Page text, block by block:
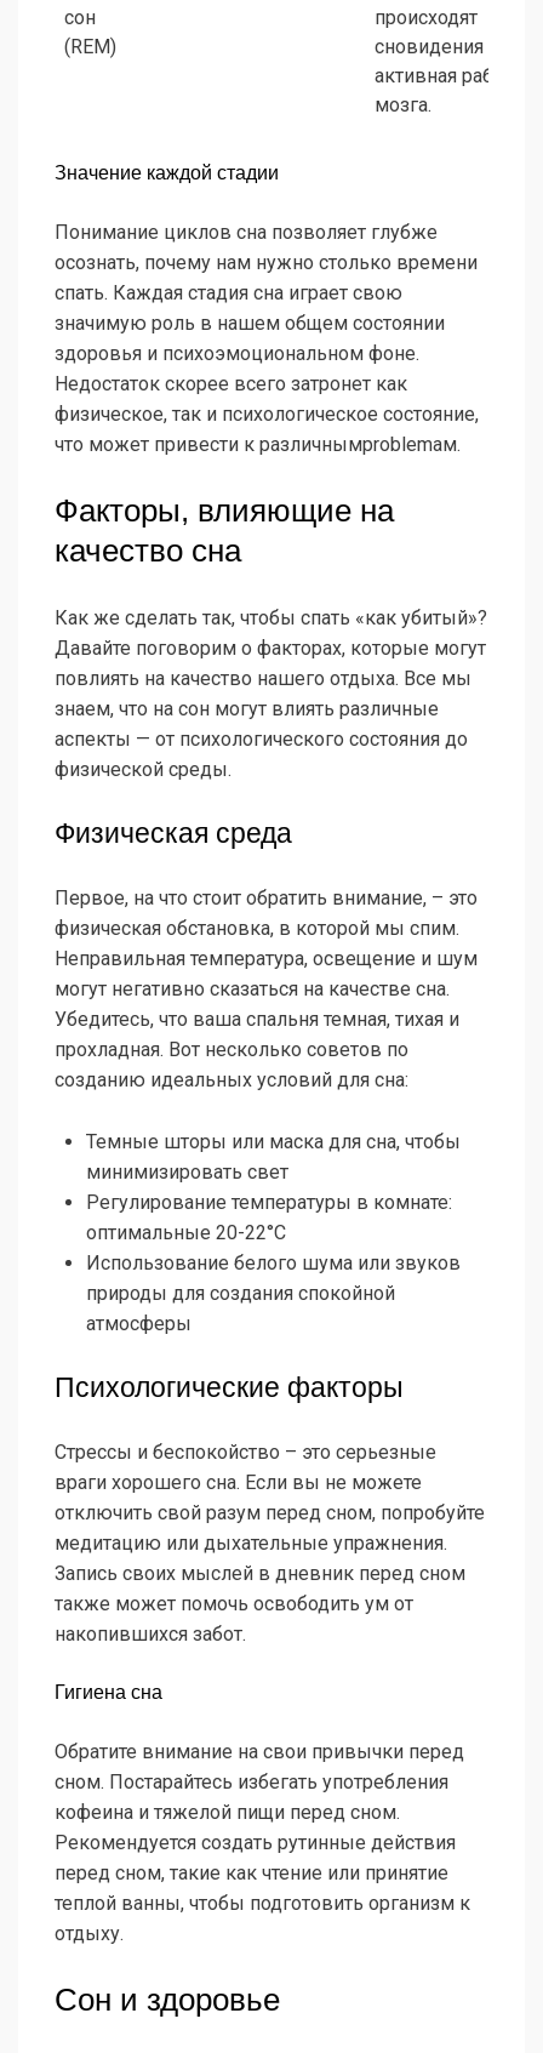
сон
(REM)
происходят
сновидения и
активная работа
мозга.
Значение каждой стадии
Понимание циклов сна позволяет глубже
осознать, почему нам нужно столько времени
спать. Каждая стадия сна играет свою
значимую роль в нашем общем состоянии
здоровья и психоэмоциональном фоне.
Недостаток скорее всего затронет как
физическое, так и психологическое состояние,
что может привести к различнымproblemам.
Факторы, влияющие на
качество сна
Как же сделать так, чтобы спать «как убитый»?
Давайте поговорим о факторах, которые могут
повлиять на качество нашего отдыха. Все мы
знаем, что на сон могут влиять различные
аспекты — от психологического состояния до
физической среды.
Физическая среда
Первое, на что стоит обратить внимание, – это
физическая обстановка, в которой мы спим.
Неправильная температура, освещение и шум
могут негативно сказаться на качестве сна.
Убедитесь, что ваша спальня темная, тихая и
прохладная. Вот несколько советов по
созданию идеальных условий для сна:
Темные шторы или маска для сна, чтобы
минимизировать свет
Регулирование температуры в комнате:
оптимальные 20-22°C
Использование белого шума или звуков
природы для создания спокойной
атмосферы
Психологические факторы
Стрессы и беспокойство – это серьезные
враги хорошего сна. Если вы не можете
отключить свой разум перед сном, попробуйте
медитацию или дыхательные упражнения.
Запись своих мыслей в дневник перед сном
также может помочь освободить ум от
накопившихся забот.
Гигиена сна
Обратите внимание на свои привычки перед
сном. Постарайтесь избегать употребления
кофеина и тяжелой пищи перед сном.
Рекомендуется создать рутинные действия
перед сном, такие как чтение или принятие
теплой ванны, чтобы подготовить организм к
отдыху.
Сон и здоровье